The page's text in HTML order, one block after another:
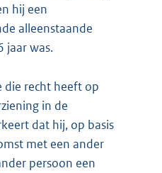
hij een
alleenstaande
jaar was.
die recht heeft op
in de
dat hij, op basis
met een ander
persoon een